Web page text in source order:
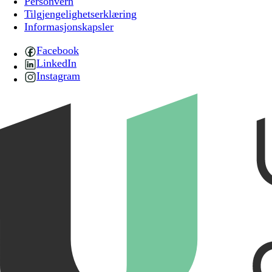
Tilgjengelighetserklæring
Informasjonskapsler
Facebook
LinkedIn
Instagram